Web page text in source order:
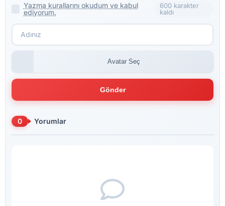
Yazma kurallarını okudum ve kabul
ediyorum.
600 karakter
kaldı
Avatar Seç
Gönder
0 Yorumlar